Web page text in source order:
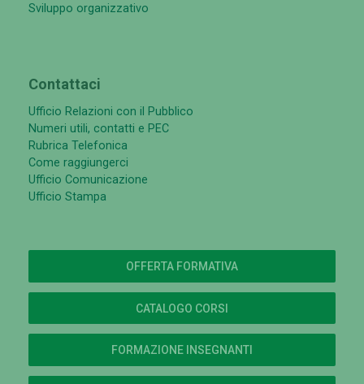
Sviluppo organizzativo
Contattaci
Ufficio Relazioni con il Pubblico
Numeri utili, contatti e PEC
Rubrica Telefonica
Come raggiungerci
Ufficio Comunicazione
Ufficio Stampa
OFFERTA FORMATIVA
CATALOGO CORSI
FORMAZIONE INSEGNANTI